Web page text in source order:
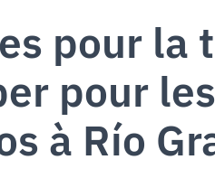
pour la
pour
à Río